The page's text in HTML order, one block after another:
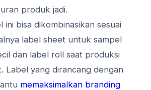
produk jadi.
ini bisa dikombinasikan sesuai
label sheet untuk sampel
dan label roll saat produksi
Label yang dirancang dengan
memaksimalkan branding